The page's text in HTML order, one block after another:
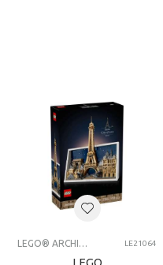
LEGO® ARCHITECTURE LE21064